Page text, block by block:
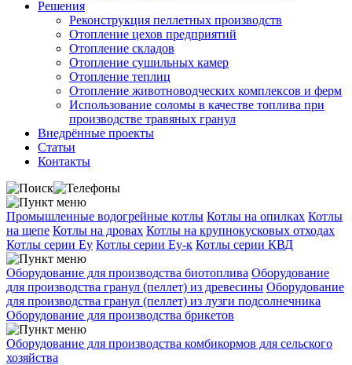
Решения
Реконструкция пеллетных производств
Отопление цехов предприятий
Отопление складов
Отопление сушильных камер
Отопление теплиц
Отопление животноводческих комплексов и ферм
Использование соломы в качестве топлива при
производстве травяных гранул
Внедрённые проекты
Статьи
Контакты
Промышленные водогрейные котлы Котлы на опилках Котлы
на щепе Котлы на дровах Котлы на крупнокусковых отходах
Котлы серии Еу Котлы серии Еу-к Котлы серии КВД
Оборудование для производства биотоплива Оборудование
для производства гранул (пеллет) из древесины Оборудование
для производства гранул (пеллет) из лузги подсолнечника
Оборудование для производства брикетов
Оборудование для производства комбикормов для сельского
хозяйства